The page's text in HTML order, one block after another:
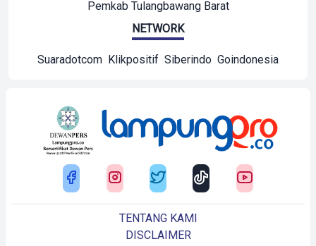
Pemkab Tulangbawang Barat
NETWORK
Suaradotcom Klikpositif Siberindo Goindonesia
TENTANG KAMI
DISCLAIMER